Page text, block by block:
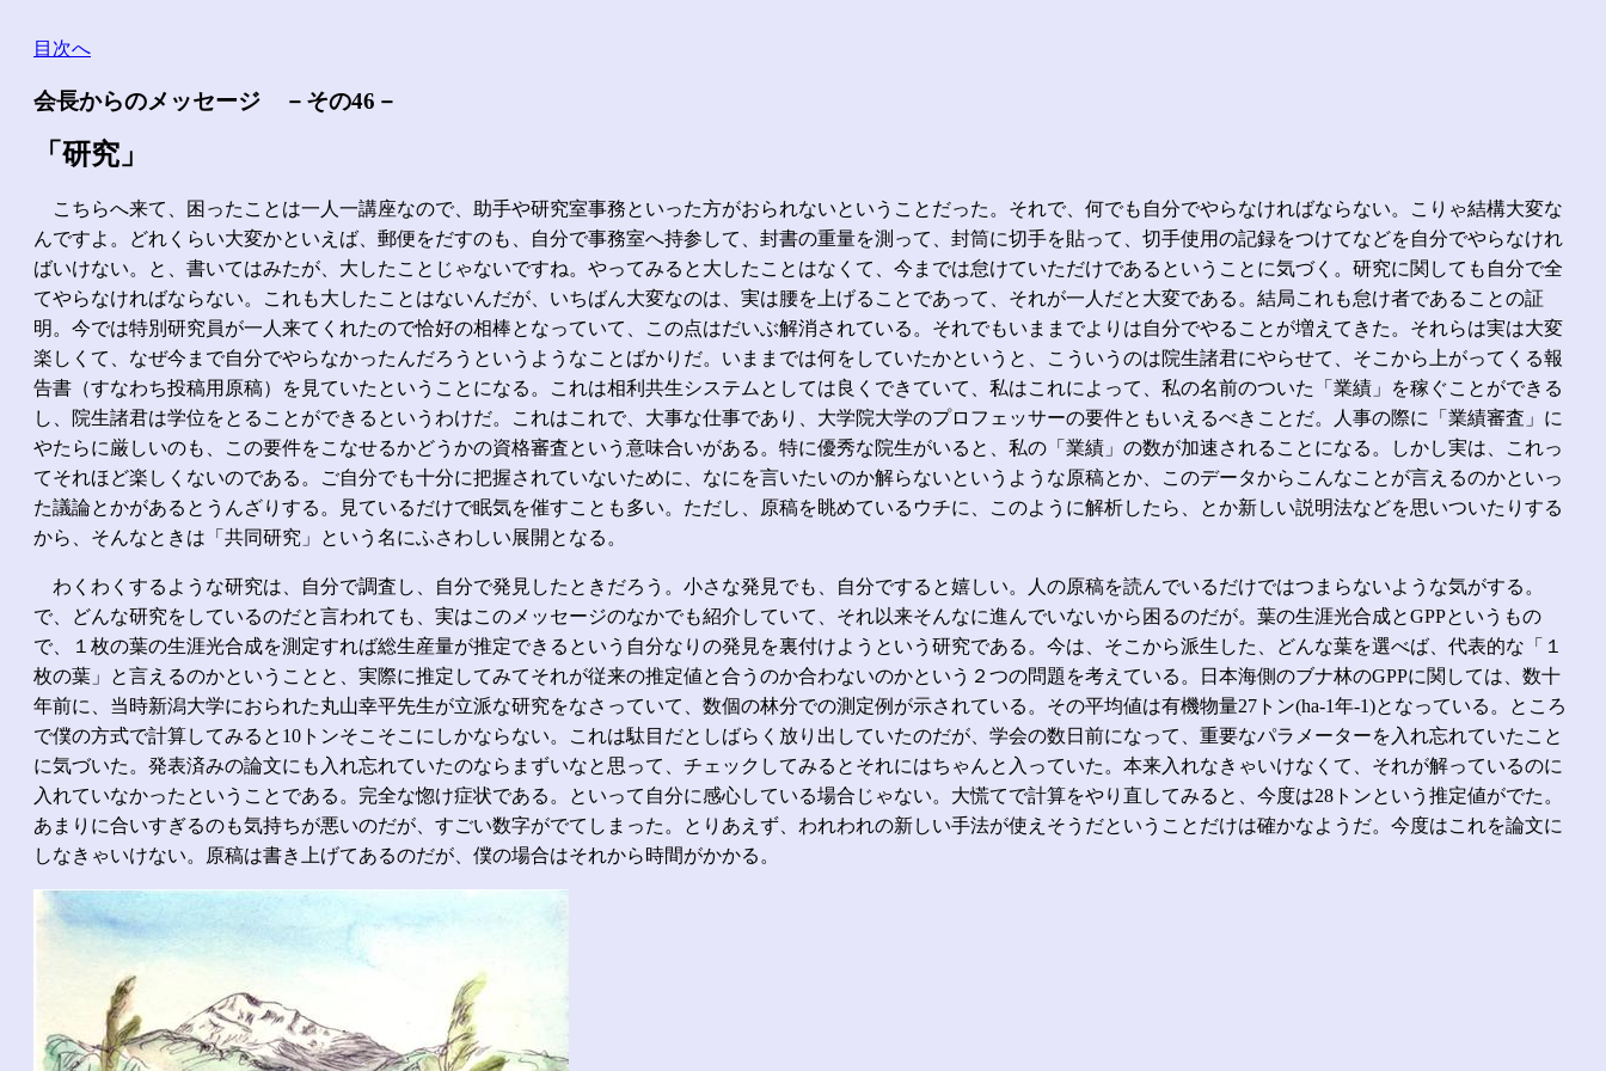
目次へ
会長からのメッセージ －その46－
「研究」
こちらへ来て、困ったことは一人一講座なので、助手や研究室事務といった方がおられないということだった。それで、何でも自分でやらなければならない。こりゃ結構大変な
んですよ。どれくらい大変かといえば、郵便をだすのも、自分で事務室へ持参して、封書の重量を測って、封筒に切手を貼って、切手使用の記録をつけてなどを自分でやらなけれ
ばいけない。と、書いてはみたが、大したことじゃないですね。やってみると大したことはなくて、今までは怠けていただけであるということに気づく。研究に関しても自分で全
てやらなければならない。これも大したことはないんだが、いちばん大変なのは、実は腰を上げることであって、それが一人だと大変である。結局これも怠け者であることの証
明。今では特別研究員が一人来てくれたので恰好の相棒となっていて、この点はだいぶ解消されている。それでもいままでよりは自分でやることが増えてきた。それらは実は大変
楽しくて、なぜ今まで自分でやらなかったんだろうというようなことばかりだ。いままでは何をしていたかというと、こういうのは院生諸君にやらせて、そこから上がってくる報
告書（すなわち投稿用原稿）を見ていたということになる。これは相利共生システムとしては良くできていて、私はこれによって、私の名前のついた「業績」を稼ぐことができる
し、院生諸君は学位をとることができるというわけだ。これはこれで、大事な仕事であり、大学院大学のプロフェッサーの要件ともいえるべきことだ。人事の際に「業績審査」に
やたらに厳しいのも、この要件をこなせるかどうかの資格審査という意味合いがある。特に優秀な院生がいると、私の「業績」の数が加速されることになる。しかし実は、これっ
てそれほど楽しくないのである。ご自分でも十分に把握されていないために、なにを言いたいのか解らないというような原稿とか、このデータからこんなことが言えるのかといっ
た議論とかがあるとうんざりする。見ているだけで眠気を催すことも多い。ただし、原稿を眺めているウチに、このように解析したら、とか新しい説明法などを思いついたりする
から、そんなときは「共同研究」という名にふさわしい展開となる。
わくわくするような研究は、自分で調査し、自分で発見したときだろう。小さな発見でも、自分ですると嬉しい。人の原稿を読んでいるだけではつまらないような気がする。
で、どんな研究をしているのだと言われても、実はこのメッセージのなかでも紹介していて、それ以来そんなに進んでいないから困るのだが。葉の生涯光合成とGPPというもの
で、１枚の葉の生涯光合成を測定すれば総生産量が推定できるという自分なりの発見を裏付けようという研究である。今は、そこから派生した、どんな葉を選べば、代表的な「１
枚の葉」と言えるのかということと、実際に推定してみてそれが従来の推定値と合うのか合わないのかという２つの問題を考えている。日本海側のブナ林のGPPに関しては、数十
年前に、当時新潟大学におられた丸山幸平先生が立派な研究をなさっていて、数個の林分での測定例が示されている。その平均値は有機物量27トン(ha-1年-1)となっている。ところ
で僕の方式で計算してみると10トンそこそこにしかならない。これは駄目だとしばらく放り出していたのだが、学会の数日前になって、重要なパラメーターを入れ忘れていたこと
に気づいた。発表済みの論文にも入れ忘れていたのならまずいなと思って、チェックしてみるとそれにはちゃんと入っていた。本来入れなきゃいけなくて、それが解っているのに
入れていなかったということである。完全な惚け症状である。といって自分に感心している場合じゃない。大慌てで計算をやり直してみると、今度は28トンという推定値がでた。
あまりに合いすぎるのも気持ちが悪いのだが、すごい数字がでてしまった。とりあえず、われわれの新しい手法が使えそうだということだけは確かなようだ。今度はこれを論文に
しなきゃいけない。原稿は書き上げてあるのだが、僕の場合はそれから時間がかかる。